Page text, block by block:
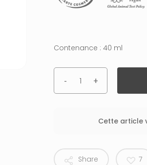
Contenance : 40 ml
Cette article
Share 7